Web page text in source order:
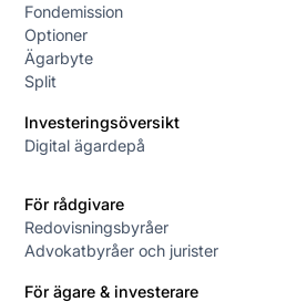
Fondemission
Optioner
Ägarbyte
Split
Investeringsöversikt
Digital ägardepå
För rådgivare
Redovisningsbyråer
Advokatbyråer och jurister
För ägare & investerare